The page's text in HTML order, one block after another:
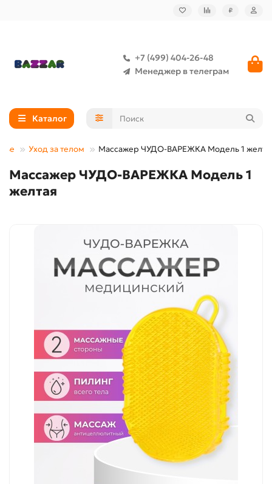
₽
+7 (499) 404-26-48
Менеджер в телеграм
Каталог
Уход за телом Массажер ЧУДО-ВАРЕЖКА Модель 1
Массажер ЧУДО-ВАРЕЖКА Модель 1
желтая